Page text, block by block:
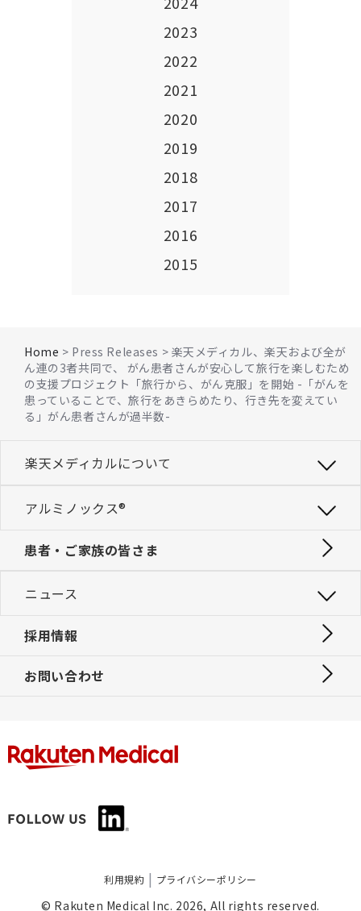
2023
2022
2021
2020
2019
2018
2017
2016
2015
Home > Press Releases > 楽天メディカル、楽天および全が
ん連の3者共同で、 がん患者さんが安心して旅行を楽しむため
の支援プロジェクト「旅行から、がん克服」を開始 -「がんを
患っていることで、旅行をあきらめたり、行き先を変えてい
る」がん患者さんが過半数-
楽天メディカルについて
アルミノックス®
患者・ご家族の皆さま
ニュース
採用情報
お問い合わせ
利用規約 | プライバシーポリシー
© Rakuten Medical Inc. 2026, All rights reserved.